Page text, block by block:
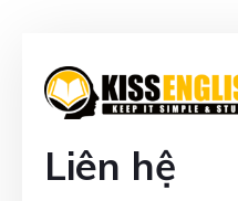
Liên hệ